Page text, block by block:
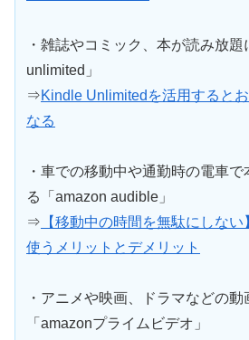
・雑誌やコミック、本が読み放
unlimited」
⇒Kindle Unlimitedを活用すると
なる
・車での移動中や通勤時の電車
る「amazon audible」
⇒ 【移動中の時間を無駄にしな
使うメリットとデメリット
・アニメや映画、ドラマなどの動
「amazonプライムビデオ」